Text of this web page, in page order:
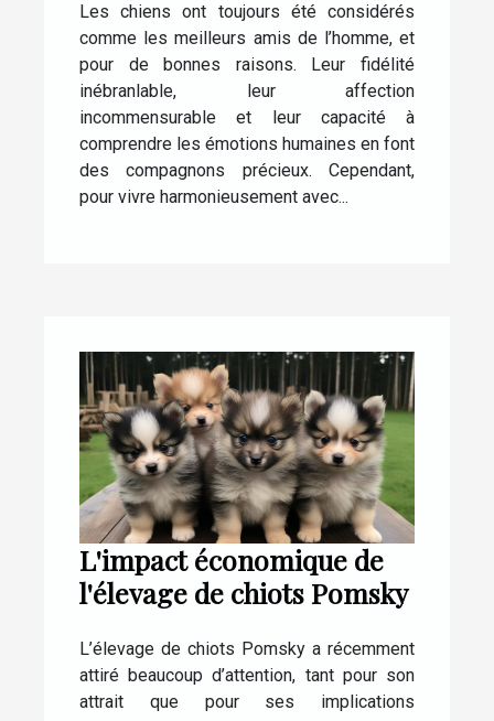
Savoir
Les chiens ont toujours été considérés
comme les meilleurs amis de l’homme, et
pour de bonnes raisons. Leur fidélité
inébranlable, leur affection
incommensurable et leur capacité à
comprendre les émotions humaines en font
des compagnons précieux. Cependant,
pour vivre harmonieusement avec...
L'impact économique de
l'élevage de chiots Pomsky
L’élevage de chiots Pomsky a récemment
attiré beaucoup d’attention, tant pour son
attrait que pour ses implications